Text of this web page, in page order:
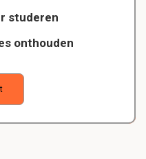
studeren
onthouden